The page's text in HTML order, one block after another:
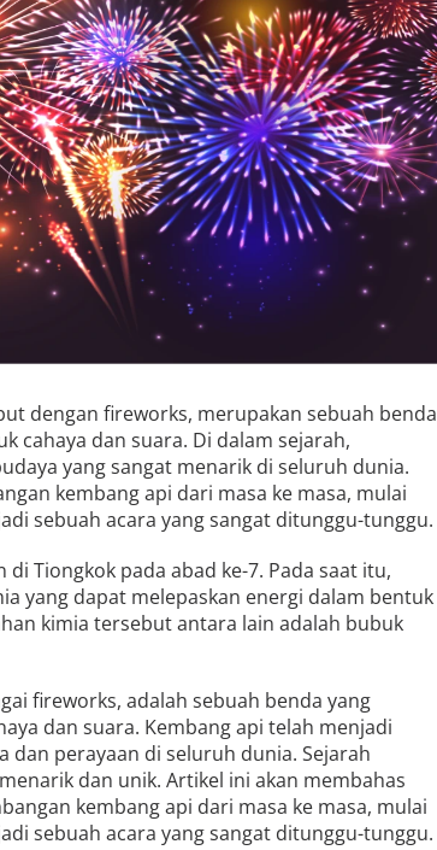
dengan fireworks, merupakan sebuah benda
cahaya dan suara. Di dalam sejarah,
yang sangat menarik di seluruh dunia.
kembang api dari masa ke masa, mulai
sebuah acara yang sangat ditunggu-tunggu.
Tiongkok pada abad ke-7. Pada saat itu,
yang dapat melepaskan energi dalam bentuk
kimia tersebut antara lain adalah bubuk
fireworks, adalah sebuah benda yang
dan suara. Kembang api telah menjadi
dan perayaan di seluruh dunia. Sejarah
dan unik. Artikel ini akan membahas
kembang api dari masa ke masa, mulai
sebuah acara yang sangat ditunggu-tunggu.